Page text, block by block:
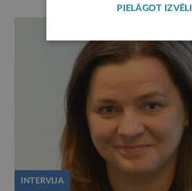
INTERVIJA
PIELĀGOT IZVĒLI